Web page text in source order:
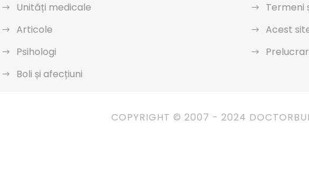
Unități medicale
Articole
Psihologi
Boli și afecțiuni
Termeni
Acest
COPYRIGHT © 2007 - 2024